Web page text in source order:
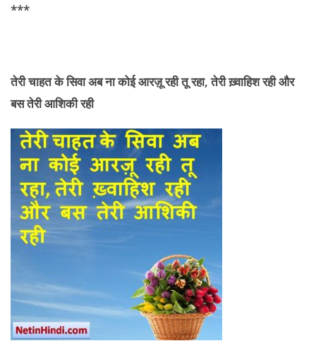
***
तेरीचाहत के सिवा अब ना कोई आरज़ू रही तू रहा, तेरी ख़्वाहिश रही और
बस तेरी आशिकी रही